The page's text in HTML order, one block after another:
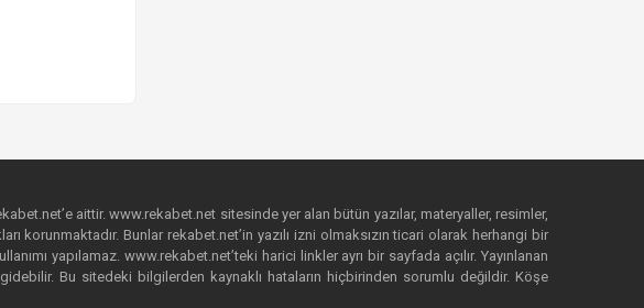
aittir. www.rekabet.net sitesinde yer alan bütün yazılar, materyaller, resimler,
korunmaktadır. Bunlar rekabet.net’in yazılı izni olmaksızın ticari olarak herhangi bir
yapılamaz. www.rekabet.net’teki harici linkler ayrı bir sayfada açılır. Yayınlanan
Bu sitedeki bilgilerden kaynaklı hataların hiçbirinden sorumlu değildir. Köşe